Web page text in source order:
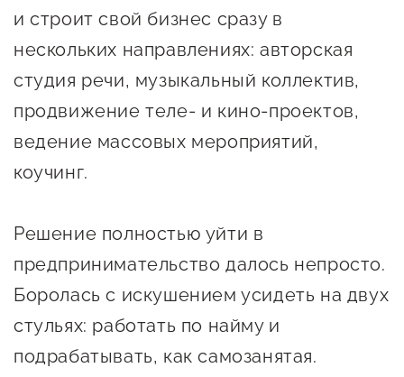
Навигатор по мерам
поддержки
Имущественная поддержка
Консультационная поддержка
предпринимательства
Поддержка социальных
и строит свой бизнес сразу в
нескольких направлениях: авторская
студия речи, музыкальный коллектив,
продвижение теле- и кино-проектов,
ведение массовых мероприятий,
коучинг.
Решение полностью уйти в
предпринимательство далось непросто.
Боролась с искушением усидеть на двух
стульях: работать по найму и
подрабатывать, как самозанятая.